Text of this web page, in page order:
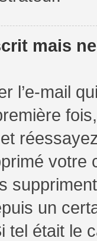
mais
l’e-mail
votre
un
tel était le